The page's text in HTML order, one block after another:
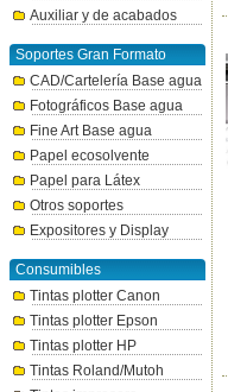
Auxiliar y de acabados
Soportes Gran Formato
CAD/Cartelería Base agua
Fotográficos Base agua
Fine Art Base agua
Papel ecosolvente
Papel para Látex
Otros soportes
Expositores y Display
Consumibles
Tintas plotter Canon
Tintas plotter Epson
Tintas plotter HP
Tintas Roland/Mutoh